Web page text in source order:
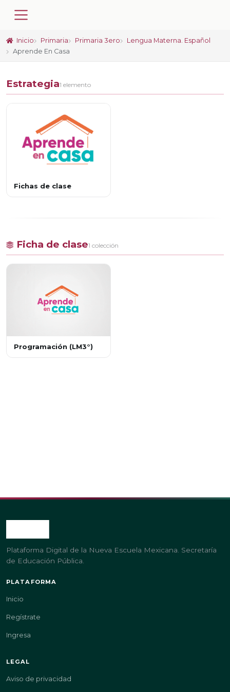
Inicio Primaria Primaria 3ero
Lengua Materna. Español
Aprende En Casa
Estrategia1 elemento
Fichas de clase
Ficha de clase1 colección
Programación (LM3°)
Plataforma Digital de la Nueva Escuela Mexicana. Secretaría
de Educación Pública.
PLATAFORMA
Inicio
Regístrate
Ingresa
LEGAL
Aviso de privacidad